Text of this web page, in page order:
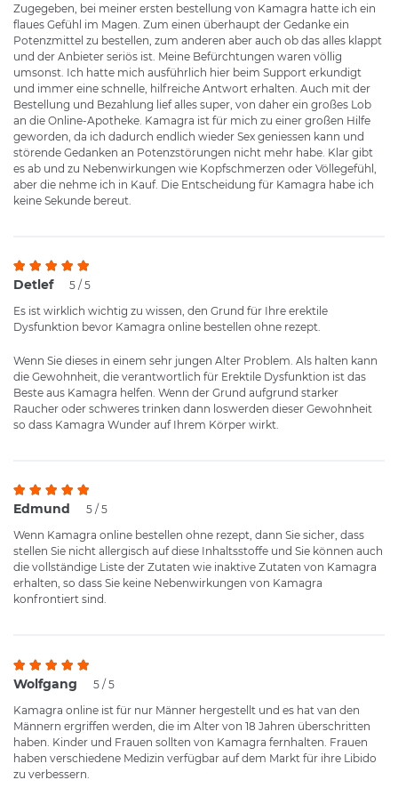
Zugegeben, bei meiner ersten bestellung von Kamagra hatte ich ein
flaues Gefühl im Magen. Zum einen überhaupt der Gedanke ein
Potenzmittel zu bestellen, zum anderen aber auch ob das alles klappt
und der Anbieter seriös ist. Meine Befürchtungen waren völlig
umsonst. Ich hatte mich ausführlich hier beim Support erkundigt
und immer eine schnelle, hilfreiche Antwort erhalten. Auch mit der
Bestellung und Bezahlung lief alles super, von daher ein großes Lob
an die Online-Apotheke. Kamagra ist für mich zu einer großen Hilfe
geworden, da ich dadurch endlich wieder Sex geniessen kann und
störende Gedanken an Potenzstörungen nicht mehr habe. Klar gibt
es ab und zu Nebenwirkungen wie Kopfschmerzen oder Völlegefühl,
aber die nehme ich in Kauf. Die Entscheidung für Kamagra habe ich
keine Sekunde bereut.
Detlef
5 / 5
Es ist wirklich wichtig zu wissen, den Grund für Ihre erektile
Dysfunktion bevor Kamagra online bestellen ohne rezept.
Wenn Sie dieses in einem sehr jungen Alter Problem. Als halten kann
die Gewohnheit, die verantwortlich für Erektile Dysfunktion ist das
Beste aus Kamagra helfen. Wenn der Grund aufgrund starker
Raucher oder schweres trinken dann loswerden dieser Gewohnheit
so dass Kamagra Wunder auf Ihrem Körper wirkt.
Edmund
5 / 5
Wenn Kamagra online bestellen ohne rezept, dann Sie sicher, dass
stellen Sie nicht allergisch auf diese Inhaltsstoffe und Sie können auch
die vollständige Liste der Zutaten wie inaktive Zutaten von Kamagra
erhalten, so dass Sie keine Nebenwirkungen von Kamagra
konfrontiert sind.
Wolfgang
5 / 5
Kamagra online ist für nur Männer hergestellt und es hat van den
Männern ergriffen werden, die im Alter von 18 Jahren überschritten
haben. Kinder und Frauen sollten von Kamagra fernhalten. Frauen
haben verschiedene Medizin verfügbar auf dem Markt für ihre Libido
zu verbessern.